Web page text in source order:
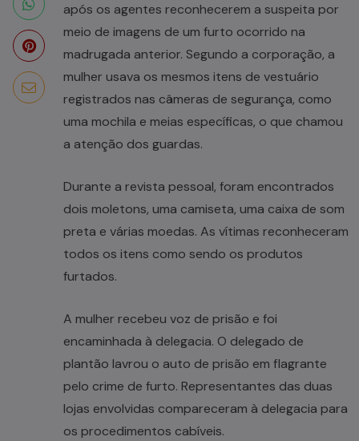
após os agentes reconhecerem a suspeita por
meio de imagens de um furto ocorrido na
madrugada anterior. Segundo a corporação, a
mulher usava os mesmos itens de vestuário
registrados nas câmeras de segurança, como
uma mochila e meias específicas, o que chamou
a atenção dos guardas.
Durante a revista pessoal, foram encontrados
dois moletons, uma camiseta, uma caixa de som
preta e várias moedas. As vítimas reconheceram
todos os itens como sendo os produtos
furtados.
A mulher recebeu voz de prisão e foi
encaminhada à delegacia. O delegado de
plantão lavrou o auto de prisão em flagrante
pelo crime de furto. Representantes das duas
lojas envolvidas compareceram à delegacia para
os procedimentos cabíveis.